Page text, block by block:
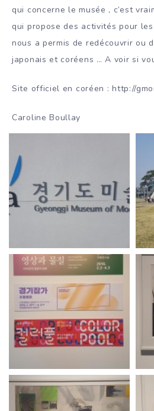
qui concerne le musée , c’est
qui propose des activités pour
nous a permis de redécouvrir ou
japonais et coréens … A voir si
Site officiel en coréen : http://
Caroline Boullay